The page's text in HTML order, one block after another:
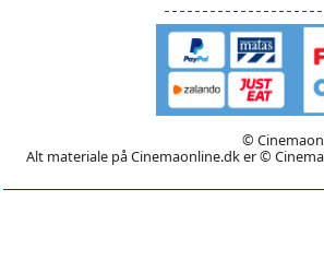
©
Alt materiale på Cinemaonline.dk er ©